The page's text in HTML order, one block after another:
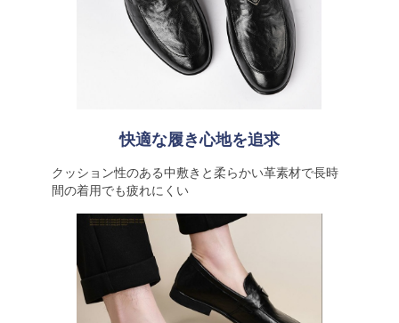
快適な履き心地を追求
クッション性のある中敷きと柔らかい革素材で長時
間の着用でも疲れにくい